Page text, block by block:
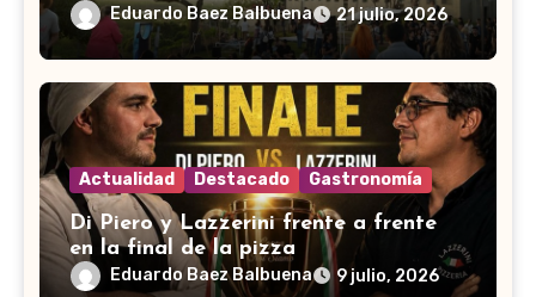
Eduardo Baez Balbuena 21 julio, 2026
Actualidad Destacado Gastronomía
Di Piero y Lazzerini frente a frente
en la final de la pizza
Eduardo Baez Balbuena 9 julio, 2026